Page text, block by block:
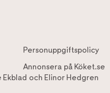
Personuppgiftspolicy
Annonsera på Köket.se
Ekblad och Elinor Hedgren